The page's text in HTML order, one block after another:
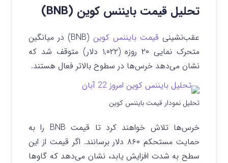
تحلیل قیمت بایننس کوین (BNB)
عقب‌نشینی قیمت بایننس کوین
(BNB) در میانگین
متحرک نمایی ۲۰ روزه (۱,۰۲۲ دلار) متوقف شد که
نشان می‌دهد خرس‌ها در سطوح بالاتر فعال هستند.
تحلیل نمودار قیمت بایننس کوین
خرس‌ها تلاش خواهند کرد تا قیمت BNB را به
حمایت مستحکم ۸۶۰ دلار برسانند. اگر قیمت از این
سطح به شدت افزایش یابد، نشان می‌دهد که گاوها